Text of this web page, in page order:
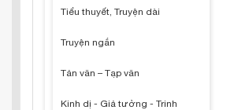
Tiểu thuyết, Truyện dài
Truyện ngắn
Tản văn – Tạp văn
Kinh dị - Giả tưởng - Trinh